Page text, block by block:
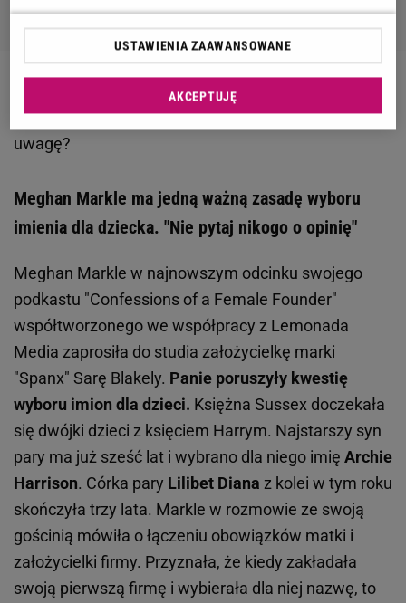
Brytyjska rodzina królewska na
małym i dużym ekranie. Dlaczego przyciąga aż taką
uwagę?
Meghan Markle ma jedną ważną zasadę wyboru
imienia dla dziecka. "Nie pytaj nikogo o opinię"
Meghan Markle w najnowszym odcinku swojego
podkastu "Confessions of a Female Founder"
współtworzonego we współpracy z Lemonada
Media zaprosiła do studia założycielkę marki
"Spanx" Sarę Blakely. Panie poruszyły kwestię
wyboru imion dla dzieci. Księżna Sussex doczekała
się dwójki dzieci z księciem Harrym. Najstarszy syn
pary ma już sześć lat i wybrano dla niego imię Archie
Harrison. Córka pary Lilibet Diana z kolei w tym roku
skończyła trzy lata. Markle w rozmowie ze swoją
gościnią mówiła o łączeniu obowiązków matki i
założycielki firmy. Przyznała, że kiedy zakładała
swoją pierwszą firmę i wybierała dla niej nazwę, to
USTAWIENIA ZAAWANSOWANE
AKCEPTUJĘ